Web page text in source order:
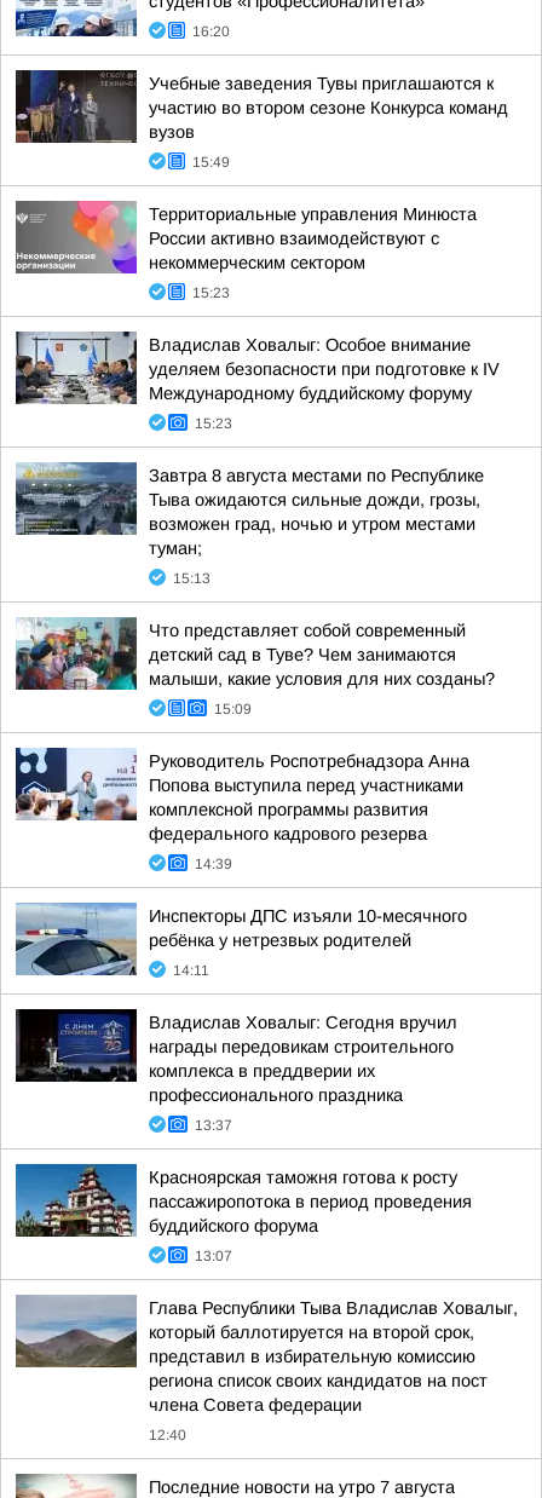
16:20
Учебные заведения Тувы приглашаются к
участию во втором сезоне Конкурса команд
вузов
15:49
Территориальные управления Минюста
России активно взаимодействуют с
некоммерческим сектором
15:23
Владислав Ховалыг: Особое внимание
уделяем безопасности при подготовке к IV
Международному буддийскому форуму
15:23
Завтра 8 августа местами по Республике
Тыва ожидаются сильные дожди, грозы,
возможен град, ночью и утром местами
туман;
15:13
Что представляет собой современный
детский сад в Туве? Чем занимаются
малыши, какие условия для них созданы?
15:09
Руководитель Роспотребнадзора Анна
Попова выступила перед участниками
комплексной программы развития
федерального кадрового резерва
14:39
Инспекторы ДПС изъяли 10-месячного
ребёнка у нетрезвых родителей
14:11
Владислав Ховалыг: Сегодня вручил
награды передовикам строительного
комплекса в преддверии их
профессионального праздника
13:37
Красноярская таможня готова к росту
пассажиропотока в период проведения
буддийского форума
13:07
Глава Республики Тыва Владислав Ховалыг,
который баллотируется на второй срок,
представил в избирательную комиссию
региона список своих кандидатов на пост
члена Совета федерации
12:40
Последние новости на утро 7 августа